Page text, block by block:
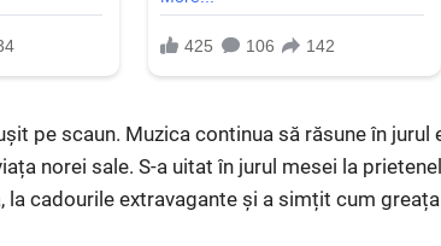
pe scaun. Muzica continua să răsune în jurul
norei sale. S-a uitat în jurul mesei la
cadourile extravagante și a simțit cum